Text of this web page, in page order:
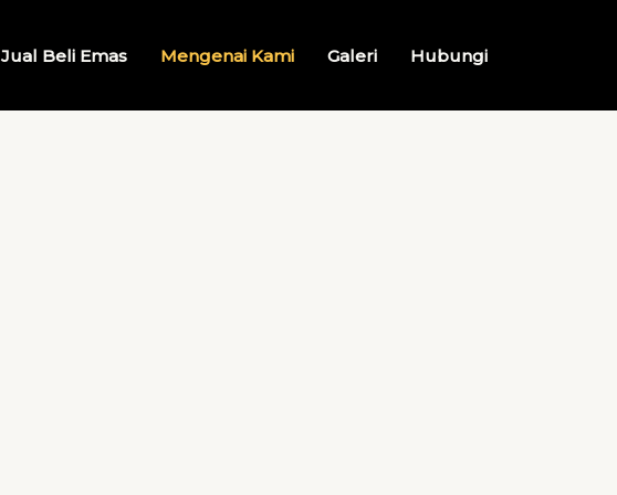
Jual Beli Emas Mengenai Kami Galeri Hubungi